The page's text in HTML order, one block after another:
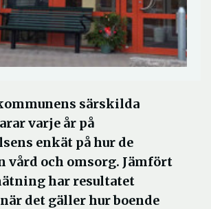
särskilda
varje år på
enkät på hur de
vård och omsorg. Jämfört
har resultatet
det gäller hur boende